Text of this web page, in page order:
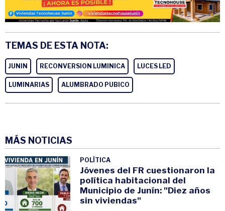
TEMAS DE ESTA NOTA:
JUNIN RECONVERSION LUMINICA LUCES LED
LUMINARIAS ALUMBRADO PUBICO
MÁS NOTICIAS
POLÍTICA
Jóvenes del FR cuestionaron la
política habitacional del
Municipio de Junín: "Diez años
sin viviendas"